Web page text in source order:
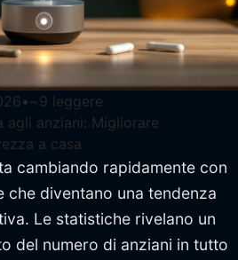
• ~9 leggere
agli anziani: Migliorare
a casa
cambiando rapidamente con
che diventano una tendenza
Le statistiche rivelano un
del numero di anziani in tutto